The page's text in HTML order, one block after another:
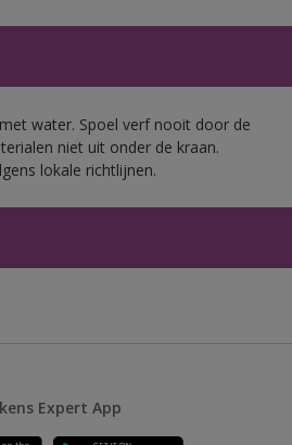
water. Spoel verf nooit door de
niet uit onder de kraan.
lokale richtlijnen.
Expert App